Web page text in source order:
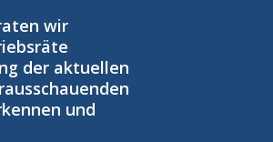
wir
der aktuellen
und